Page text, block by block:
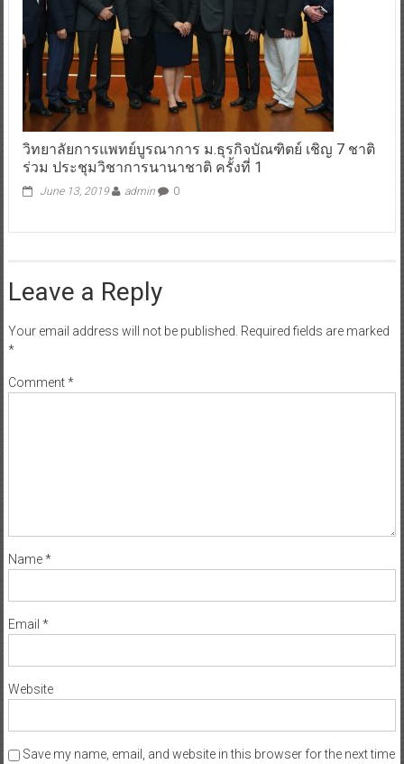
วิทยาลัยการแพทย์บูรณาการ ม.ธุรกิจบัณฑิตย์ เชิญ 7 ชาติ
ร่วม ประชุมวิชาการนานาชาติ ครั้งที่ 1
June 13, 2019 admin 0
Leave a Reply
Your email address will not be published. Required fields are marked
*
Comment*
Name*
Email *
Website
Save my name, email, and website in this browser for the next time